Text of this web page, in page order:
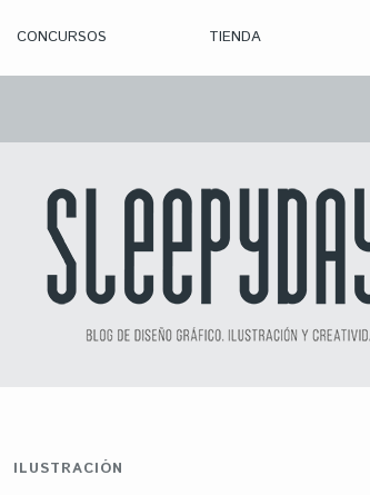
CONCURSOS
> CON. CERRADA
TIENDA
ILUSTRACIÓN